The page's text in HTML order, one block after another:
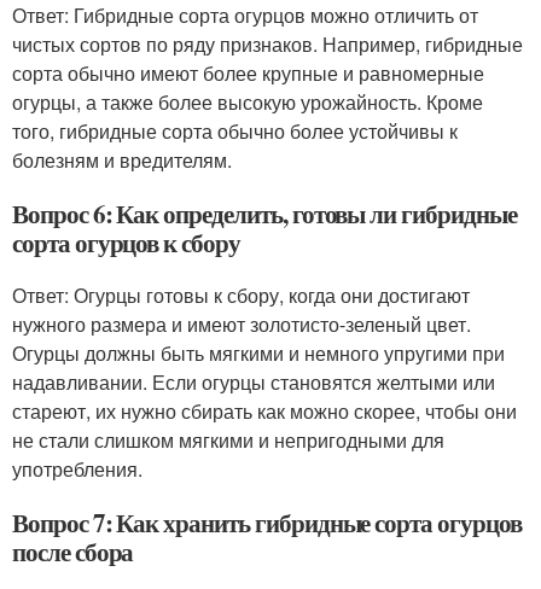
Ответ: Гибридные сорта огурцов можно отличить от
чистых сортов по ряду признаков. Например, гибридные
сорта обычно имеют более крупные и равномерные
огурцы, а также более высокую урожайность. Кроме
того, гибридные сорта обычно более устойчивы к
болезням и вредителям.
Вопрос 6: Как определить, готовы ли гибридные
сорта огурцов к сбору
Ответ: Огурцы готовы к сбору, когда они достигают
нужного размера и имеют золотисто-зеленый цвет.
Огурцы должны быть мягкими и немного упругими при
надавливании. Если огурцы становятся желтыми или
стареют, их нужно сбирать как можно скорее, чтобы они
не стали слишком мягкими и непригодными для
употребления.
Вопрос 7: Как хранить гибридные сорта огурцов
после сбора